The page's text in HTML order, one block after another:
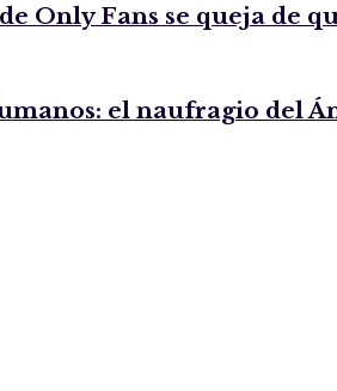
Only Fans se queja de
el naufragio del